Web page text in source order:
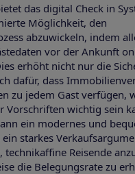
das digital Check in
Möglichkeit, den
abzuwickeln, indem
vor der Ankunft
erhöht nicht nur die
dafür, dass
zu jedem Gast verfügen,
Vorschriften wichtig sein
ein modernes und
ein starkes
technikaffine Reisende
die Belegungsrate zu